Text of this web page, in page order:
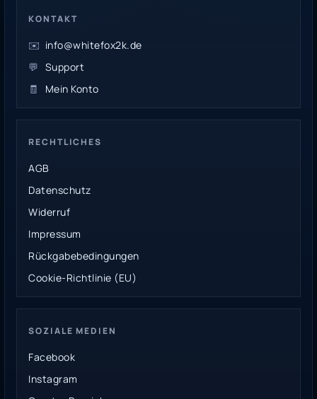
KONTAKT
✉️ info@whitefox2k.de
💬 Support
🧾
Mein Konto
RECHTLICHES
AGB
Datenschutz
Widerruf
Impressum
Rückgabebedingungen
Cookie-Richtlinie (EU)
SOZIALE MEDIEN
Facebook
Instagram